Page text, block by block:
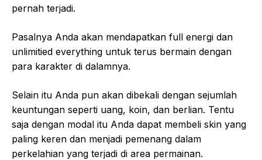
pernah terjadi.
Pasalnya Anda akan mendapatkan full energi dan
unlimitied everything untuk terus bermain dengan
para karakter di dalamnya.
Selain itu Anda pun akan dibekali dengan sejumlah
keuntungan seperti uang, koin, dan berlian. Tentu
saja dengan modal itu Anda dapat membeli skin yang
paling keren dan menjadi pemenang dalam
perkelahian yang terjadi di area permainan.